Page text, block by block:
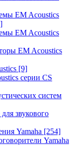
EM Acoustics
EM Acoustics
EM Acoustics
[9]
серии CS
систем
звукового
Yamaha [254]
Yamaha